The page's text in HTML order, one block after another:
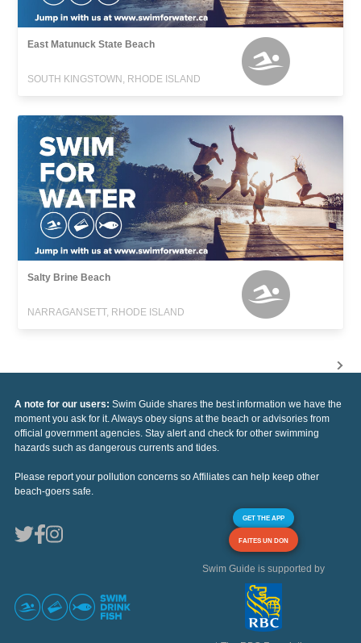
East Matunuck State Beach
SOUTH KINGSTOWN, RHODE ISLAND
Salty Brine Beach
NARRAGANSETT, RHODE ISLAND
A note for our users: Swim Guide shares the best information we have the
moment you ask for it. Always obey signs at the beach or advisories from
official government agencies. Stay alert and check for other swimming
hazards such as dangerous currents and tides.
Please report your pollution concerns so Affiliates can help keep other
beach-goers safe.
GET THE APP
FAITES UN DON
Swim Guide is supported by